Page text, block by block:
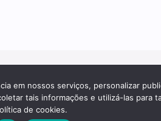
em nossos serviços, personalizar
tais informações e utilizá-las para
de cookies.